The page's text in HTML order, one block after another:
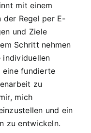
mit einem
der Regel per E-
und Ziele
Schritt nehmen
individuellen
eine fundierte
zu
mich
und ein
zu entwickeln.